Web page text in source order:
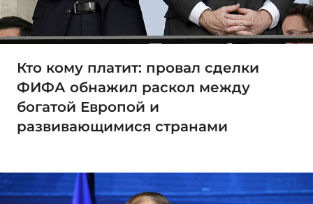
Кто кому платит: провал сделки
ФИФА обнажил раскол между
богатой Европой и
развивающимися странами